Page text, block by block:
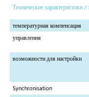
Технические характеристики /
температурная компенсация
управления
возможности для настройки
Synchronisation